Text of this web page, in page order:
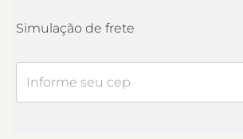
Simulação de frete